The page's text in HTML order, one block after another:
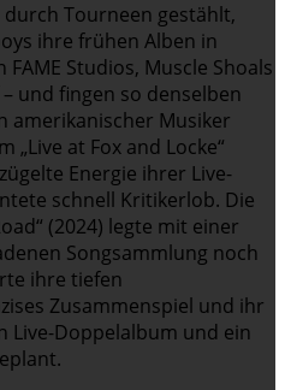
Tourneen gestählt,
ihre frühen Alben in
Studios, Muscle Shoals
und fingen so denselben
amerikanischer Musiker
at Fox and Locke“
Energie ihrer Live-
schnell Kritikerlob. Die
(2024) legte mit einer
Songsammlung noch
ihre tiefen
Zusammenspiel und ihr
Live-Doppelalbum und ein